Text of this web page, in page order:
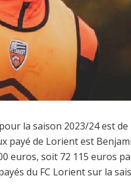
la saison 2023/24 est de
payé de Lorient est
euros, soit 72 115 euros
du FC Lorient sur la